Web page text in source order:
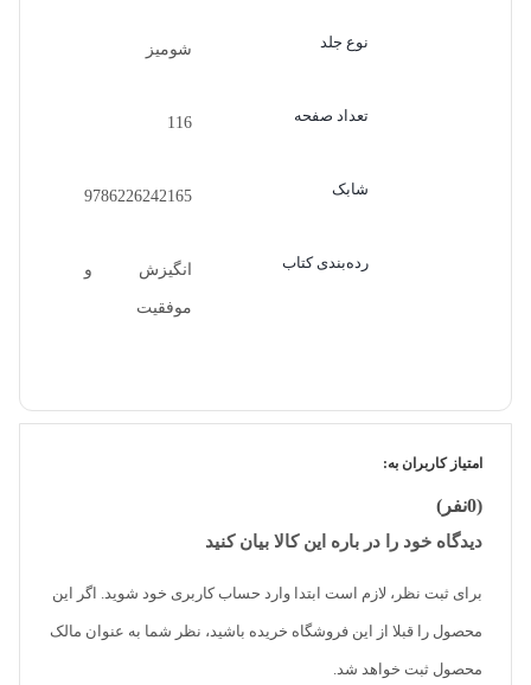
نوع جلد شومیز
تعداد صفحه 116
شابک 9786226242165
رده‌بندی کتاب انگیزش و
موفقیت
امتیاز کاربران به:
(0نفر)
دیدگاه خود را در باره این کالا بیان کنید
برای ثبت نظر، لازم است ابتدا وارد حساب کاربری خود شوید. اگر این
محصول را قبلا از این فروشگاه خریده باشید، نظر شما به عنوان مالک
محصول ثبت خواهد شد.